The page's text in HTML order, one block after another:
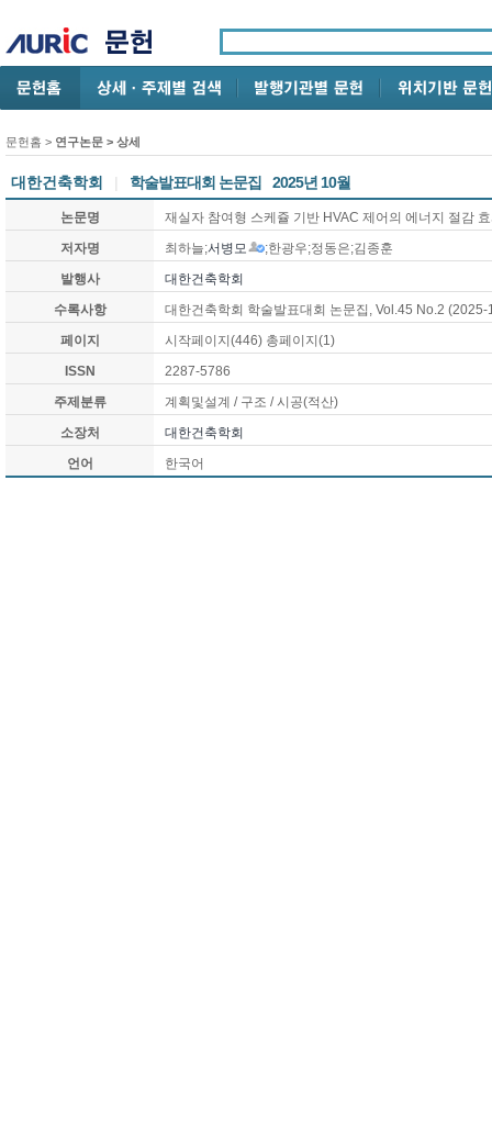
문헌홈 > 연구논문 > 상세
대한건축학회 | 학술발표대회 논문집 2025년 10월
논문명
재실자 참여형 스케쥴 기반 HVAC 제어의 에너지 절감
저자명
최하늘;서병모
;한광우;정동은;김종훈
발행사
대한건축학회
수록사항
대한건축학회 학술발표대회 논문집, Vol.45 No.2 (2025-
페이지
시작페이지(446) 총페이지(1)
ISSN
2287-5786
주제분류
계획및설계 / 구조 / 시공(적산)
소장처
대한건축학회
언어
한국어